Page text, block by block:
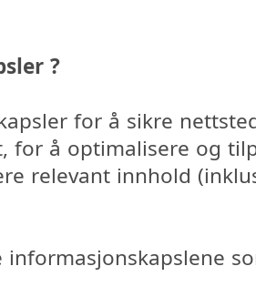
?
for å sikre
å optimalisere og
relevant innhold